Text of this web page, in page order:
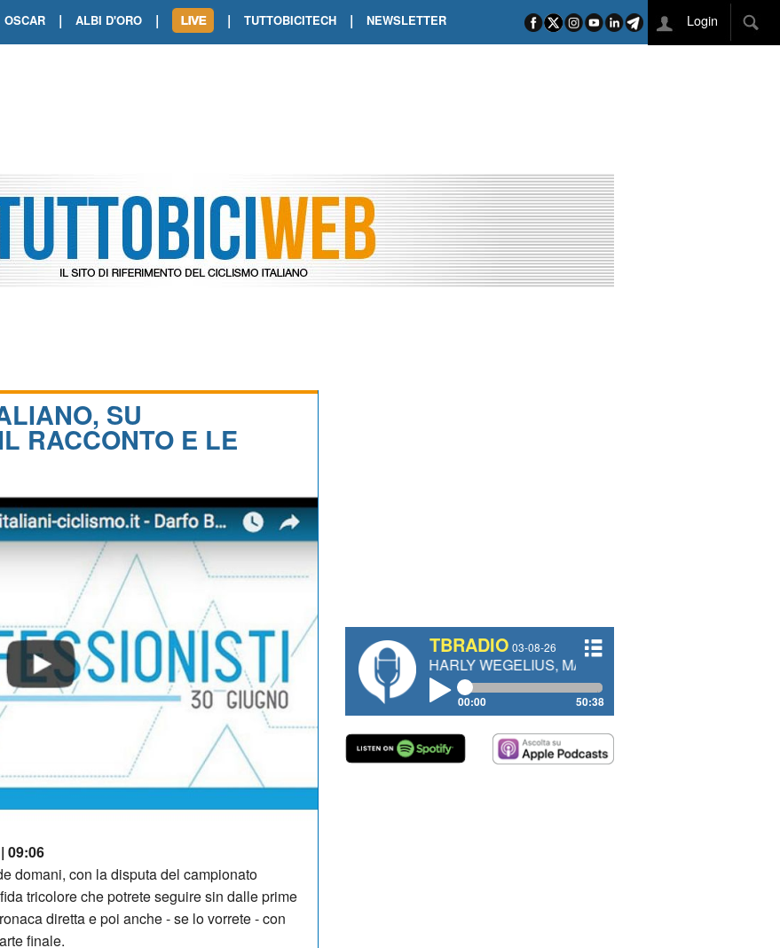
OSCAR | ALBI D'ORO |
TOUR DE FRANCE. ORCIERES-MERLETTE INCORONA CARAPAZ
TOUR DE FRANCE. A VOIRON TRIONFO DI PHILIPSEN SU SCHMID E KOOIJ
| TUTTOBICITECH | NEWSLETTER Login
SU
RACCONTO E LE
09:06
domani, con la disputa del campionato
tricolore che potrete seguire sin dalle prime
diretta e poi anche - se lo vorrete - con
finale.
TBRADIO 03-08-26
#334 CHARLY WEGELIUS, MAURO GIANETTI, ANDREA VENDRAME,
00:00 50:38